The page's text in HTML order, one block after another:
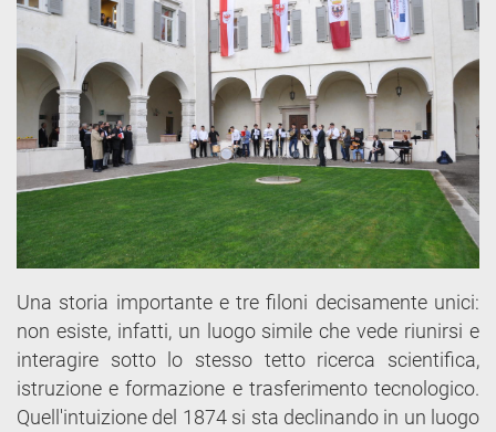
Una storia importante e tre filoni decisamente unici:
non esiste, infatti, un luogo simile che vede riunirsi e
interagire sotto lo stesso tetto ricerca scientifica,
istruzione e formazione e trasferimento tecnologico.
Quell'intuizione del 1874 si sta declinando in un luogo